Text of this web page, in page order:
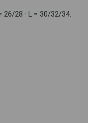
26/28 · L = 30/32/34.